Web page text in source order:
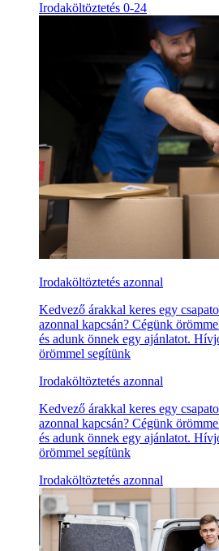
Irodaköltöztetés 0-24
Irodaköltöztetés azonnal
Kedvező árakkal keres egy
azonnal kapcsán? Cégünk
és adunk önnek egy ajánlatot.
örömmel segítünk
Irodaköltöztetés azonnal
Kedvező árakkal keres egy
azonnal kapcsán? Cégünk
és adunk önnek egy ajánlatot.
örömmel segítünk
Irodaköltöztetés azonnal